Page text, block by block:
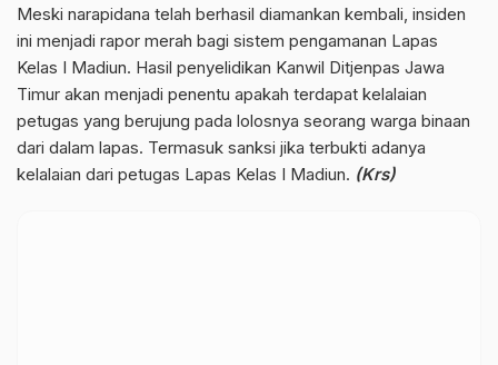
Meski narapidana telah berhasil diamankan kembali, insiden
ini menjadi rapor merah bagi sistem pengamanan Lapas
Kelas I Madiun. Hasil penyelidikan Kanwil Ditjenpas Jawa
Timur akan menjadi penentu apakah terdapat kelalaian
petugas yang berujung pada lolosnya seorang warga binaan
dari dalam lapas. Termasuk sanksi jika terbukti adanya
kelalaian dari petugas Lapas Kelas I Madiun. (Krs)